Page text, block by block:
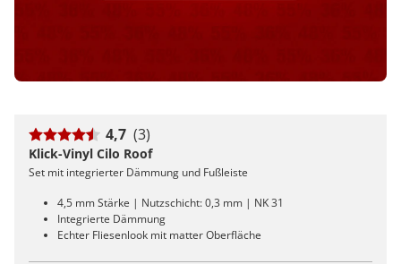
4,7 (3)
Klick-Vinyl Cilo Roof
Set mit integrierter Dämmung und Fußleiste
4,5 mm Stärke | Nutzschicht: 0,3 mm | NK 31
Integrierte Dämmung
Echter Fliesenlook mit matter Oberfläche